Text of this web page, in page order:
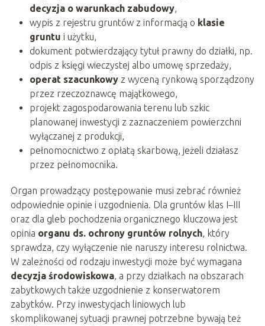
decyzja o warunkach zabudowy,
wypis z rejestru gruntów z informacją o klasie
gruntu i użytku,
dokument potwierdzający tytuł prawny do działki, np.
odpis z księgi wieczystej albo umowę sprzedaży,
operat szacunkowyz wyceną rynkową sporządzony
przez rzeczoznawcę majątkowego,
projekt zagospodarowania terenu lub szkic
planowanej inwestycji z zaznaczeniem powierzchni
wyłączanej z produkcji,
pełnomocnictwo z opłatą skarbową, jeżeli działasz
przez pełnomocnika.
Organ prowadzący postępowanie musi zebrać również
odpowiednie opinie i uzgodnienia. Dla gruntów klas I–III
oraz dla gleb pochodzenia organicznego kluczowa jest
opinia organu ds. ochrony gruntów rolnych, który
sprawdza, czy wyłączenie nie naruszy interesu rolnictwa.
W zależności od rodzaju inwestycji może być wymagana
decyzja środowiskowa, a przy działkach na obszarach
zabytkowych także uzgodnienie z konserwatorem
zabytków. Przy inwestycjach liniowych lub
skomplikowanej sytuacji prawnej potrzebne bywają też